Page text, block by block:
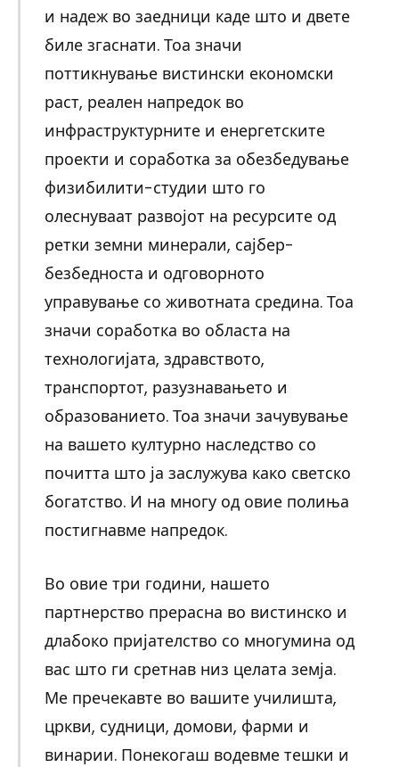
и надеж во заедници каде што и двете
биле згаснати. Тоа значи
поттикнување вистински економски
раст, реален напредок во
инфраструктурните и енергетските
проекти и соработка за обезбедување
физибилити-студии што го
олеснуваат развојот на ресурсите од
ретки земни минерали, сајбер-
безбедноста и одговорното
управување со животната средина. Тоа
значи соработка во областа на
технологијата, здравството,
транспортот, разузнавањето и
образованието. Тоа значи зачувување
на вашето културно наследство со
почитта што ја заслужува како светско
богатство. И на многу од овие полиња
постигнавме напредок.
Во овие три години, нашето
партнерство прерасна во вистинско и
длабоко пријателство со многумина од
вас што ги сретнав низ целата земја.
Ме пречекавте во вашите училишта,
цркви, судници, домови, фарми и
винарии. Понекогаш водевме тешки и